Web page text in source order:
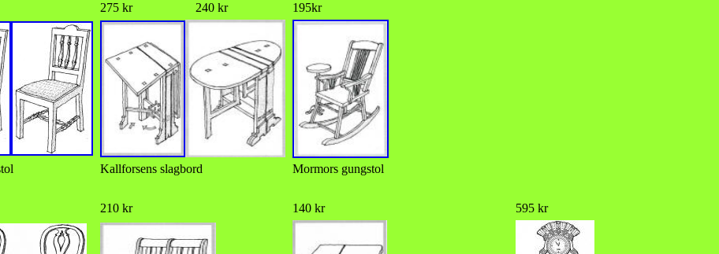
275 kr 240 kr 195kr
Kallforsens slagbord Mormors gungstol
210 kr 140 kr 595 kr